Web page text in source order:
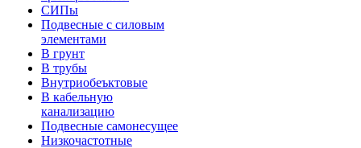
СИПы
Подвесные с силовым
элементами
В грунт
В трубы
Внутриобеъктовые
В кабельную
канализацию
Подвесные самонесущее
Низкочастотные